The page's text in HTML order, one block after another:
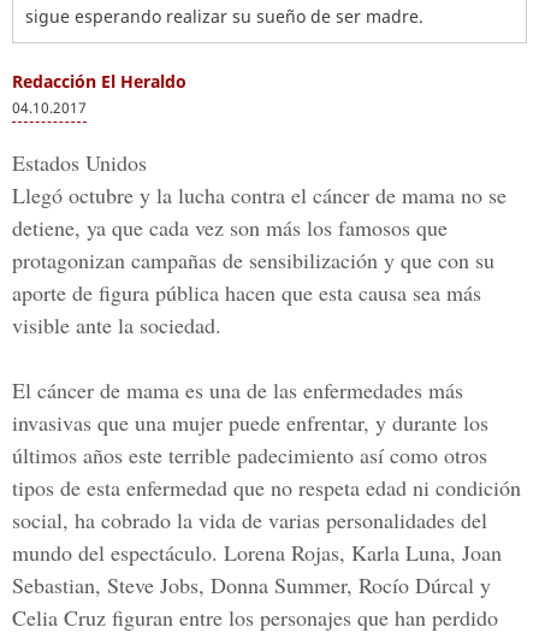
sigue esperando realizar su sueño de ser madre.
Redacción El Heraldo
04.10.2017
Estados Unidos
Llegó octubre y la lucha contra el cáncer de mama no se
detiene, ya que cada vez son más los famosos que
protagonizan campañas de sensibilización y que con su
aporte de figura pública hacen que esta causa sea más
visible ante la sociedad.
El cáncer de mama es una de las enfermedades más
invasivas que una mujer puede enfrentar, y durante los
últimos años este terrible padecimiento así como otros
tipos de esta enfermedad que no respeta edad ni condición
social, ha cobrado la vida de varias personalidades del
mundo del espectáculo. Lorena Rojas, Karla Luna, Joan
Sebastian, Steve Jobs, Donna Summer, Rocío Dúrcal y
Celia Cruz figuran entre los personajes que han perdido